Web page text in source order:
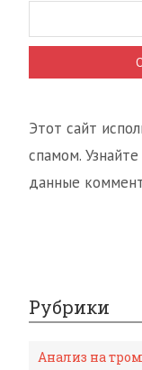
Этот сайт
спамом.
данные
Рубрики
Анализ на